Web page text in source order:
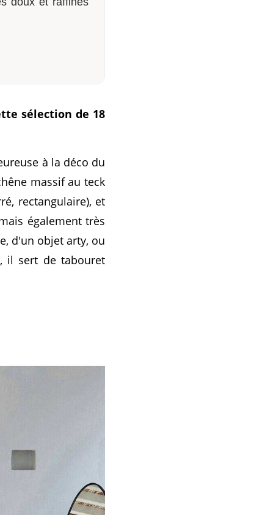
sélection de 18
à la déco du
massif au teck
rectangulaire), et
également très
d'un objet arty, ou
il sert de tabouret